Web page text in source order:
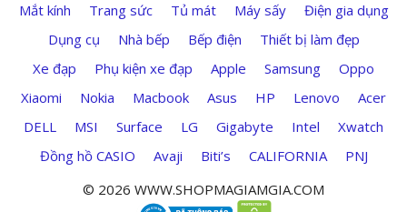
Mắt kính
Trang sức Tủ mát Máy sấy
Điện gia dụng
Dụng cụ
Nhà bếp Bếp điện
Thiết bị làm đẹp
Xe đạp
Phụ kiện xe đạp Apple Samsung
Oppo
Xiaomi
Nokia Macbook Asus HP Lenovo
Acer
DELL
MSI Surface LG Gigabyte Intel
Xwatch
Đồng hồ CASIO
Avaji Biti’s CALIFORNIA
PNJ
© 2026 WWW.SHOPMAGIAMGIA.COM